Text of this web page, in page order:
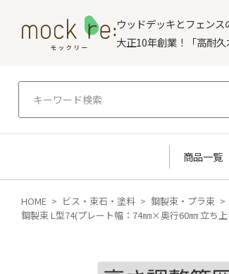
ウッドデッキとフェン
大正10年創業！「高耐久
商品一覧
HOME ビス・束石・塗料 鋼製束・プラ束
鋼製束 L型74(プレート幅：74㎜×奥行60㎜ 立ち